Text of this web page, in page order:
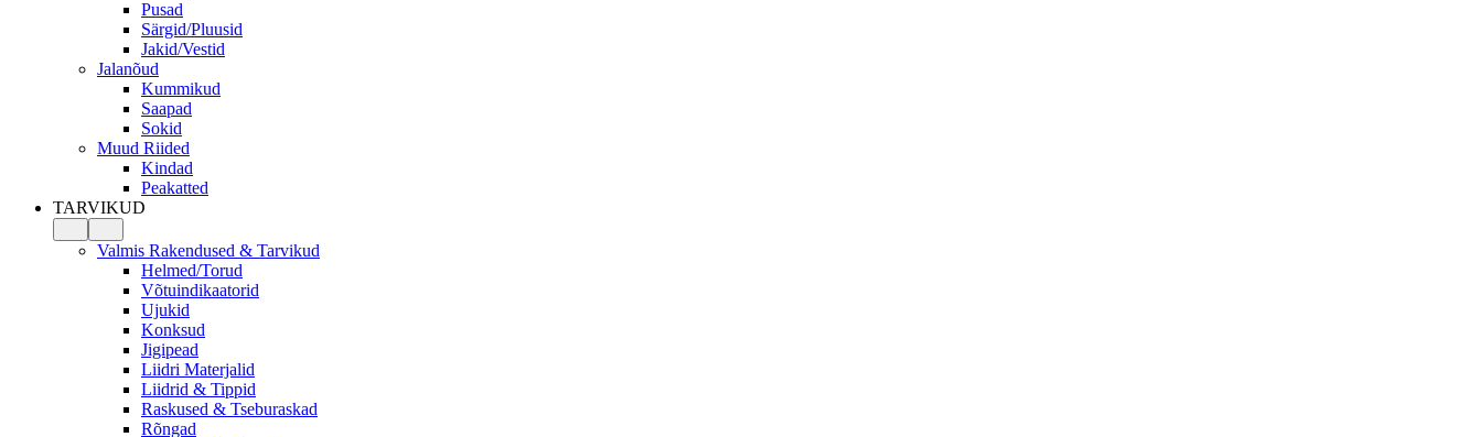
Pusad
Särgid/Pluusid
Jakid/Vestid
Jalanõud
Kummikud
Saapad
Sokid
Muud Riided
Kindad
Peakatted
TARVIKUD
Valmis Rakendused & Tarvikud
Helmed/Torud
Võtuindikaatorid
Ujukid
Konksud
Jigipead
Liidri Materjalid
Liidrid & Tippid
Raskused & Tseburaskad
Rõngad